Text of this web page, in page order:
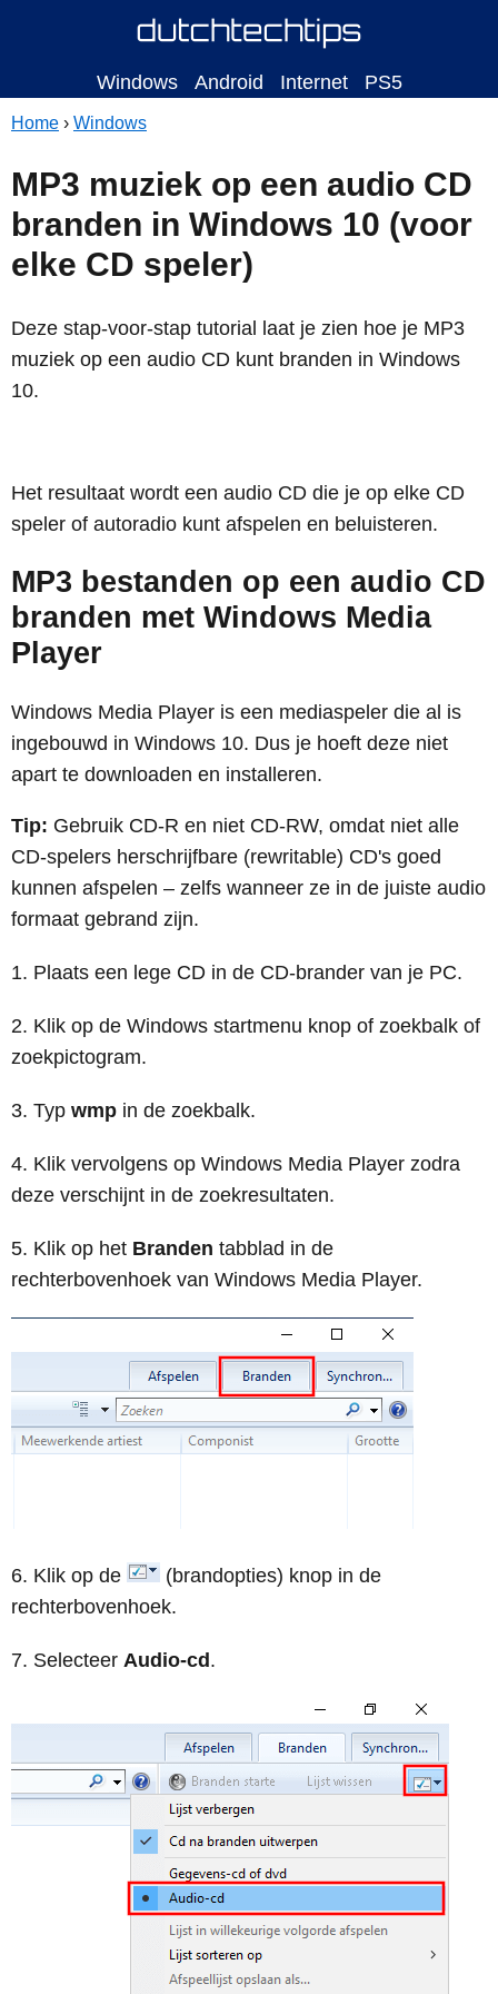
Windows Android Internet PS5
Home › Windows
MP3 muziek op een audio CD
branden in Windows 10 (voor
elke CD speler)
Deze stap-voor-stap tutorial laat je zien hoe je MP3
muziek op een audio CD kunt branden in Windows
10.
Het resultaat wordt een audio CD die je op elke CD
speler of autoradio kunt afspelen en beluisteren.
MP3 bestanden op een audio CD
branden met Windows Media
Player
Windows Media Player is een mediaspeler die al is
ingebouwd in Windows 10. Dus je hoeft deze niet
apart te downloaden en installeren.
Tip: Gebruik CD-R en niet CD-RW, omdat niet alle
CD-spelers herschrijfbare (rewritable) CD's goed
kunnen afspelen – zelfs wanneer ze in de juiste audio
formaat gebrand zijn.
Plaats een lege CD in de CD-brander van je PC.
Klik op de Windows startmenu knop of zoekbalk of
zoekpictogram.
Typ wmp in de zoekbalk.
Klik vervolgens op Windows Media Player zodra
deze verschijnt in de zoekresultaten.
Klik op het Branden tabblad in de
rechterbovenhoek van Windows Media Player.
Klik op de
(brandopties) knop in de
rechterbovenhoek.
Selecteer Audio-cd.